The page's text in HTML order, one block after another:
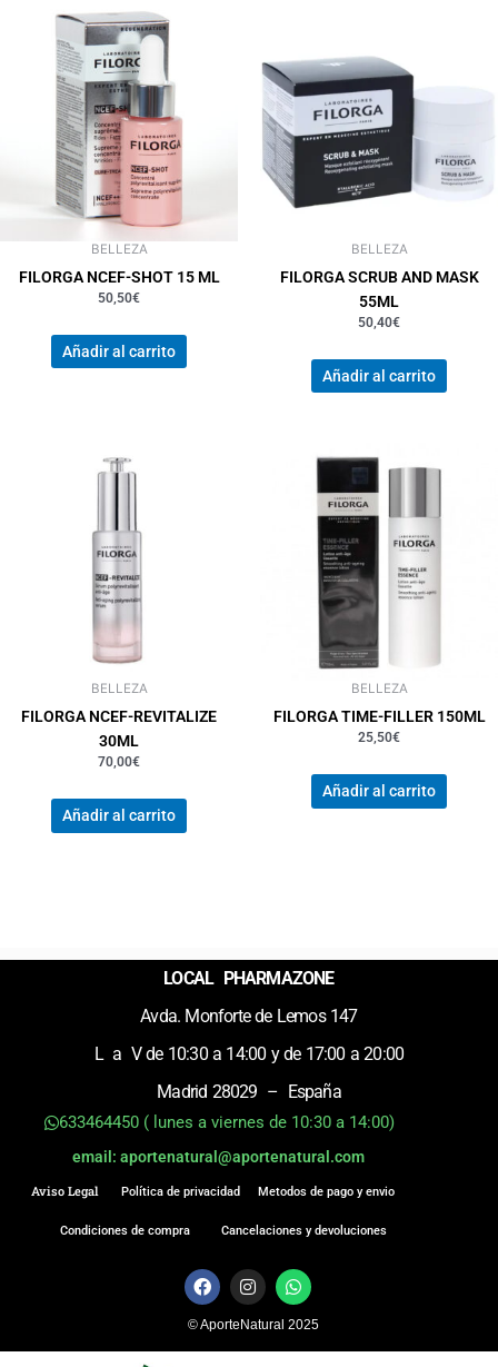
BELLEZA
FILORGA NCEF-SHOT 15 ML
50,50€
Añadir al carrito
BELLEZA
FILORGA SCRUB AND MASK
55ML
50,40€
Añadir al carrito
BELLEZA
FILORGA NCEF-REVITALIZE
30ML
70,00€
Añadir al carrito
BELLEZA
FILORGA TIME-FILLER 150ML
25,50€
Añadir al carrito
LOCAL PHARMAZONE
Avda. Monforte de Lemos 147
L a V de 10:30 a 14:00 y de 17:00 a 20:00
Madrid 28029 – España
633464450 ( lunes a viernes de 10:30 a 14:00)
email: aportenatural@aportenatural.com
Aviso Legal Política de privacidad
Condiciones de compra
Metodos de pago y envio
Cancelaciones y devoluciones
F
a
e
b
I
n
t
a
W
h
t
s
© AporteNatural 2025